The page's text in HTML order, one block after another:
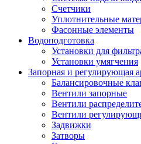
Счетчики
Уплотнительные
Фасонные элементы
Водоподготовка
Установки для
Установки умягчения
Запорная и регулирующая
Балансировочные
Вентили запорные
Вентили
Вентили
Задвижки
Затворы